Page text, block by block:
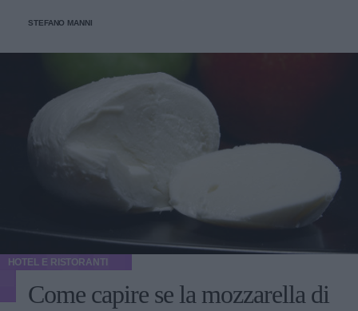
STEFANO MANNI
HOTEL E RISTORANTI
Come capire se la mozzarella di